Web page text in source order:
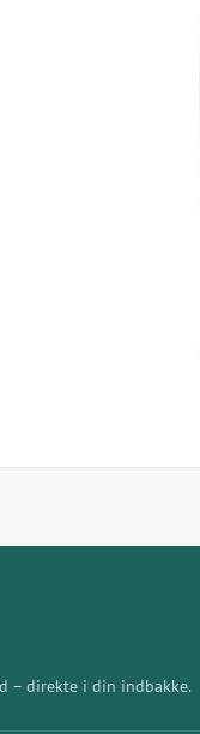
– direkte i din indbakke.